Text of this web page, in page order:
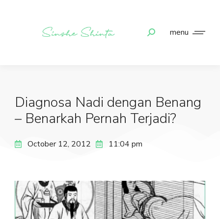
menu
Diagnosa Nadi dengan Benang
– Benarkah Pernah Terjadi?
October 12, 2012 11:04 pm